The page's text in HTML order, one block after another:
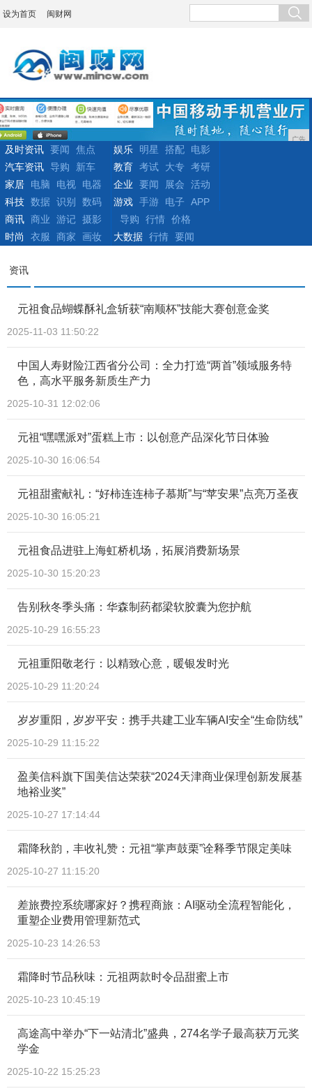
设为首页 闽财网
广告
及时资讯 要闻
焦点
汽车资讯 导购 新车
娱乐 明星 搭配
电影
教育 考试 大专 考研
家居
电脑 电视
电器
科技 数据 识别 数码
企业 要闻 展会
活动
游戏 手游 电子
APP
商讯 商业 游记 摄影
时尚
衣服 商家 画妆
导购 行情 价格
大数据 行情 要闻
资讯
元祖食品蝴蝶酥礼盒斩获“南顺杯”技能大赛创意金奖
2025-11-03 11:50:22
中国人寿财险江西省分公司：全力打造“两首”领域服务特
色，高水平服务新质生产力
2025-10-31 12:02:06
元祖“嘿嘿派对”蛋糕上市：以创意产品深化节日体验
2025-10-30 16:06:54
元祖甜蜜献礼：“好柿连连柿子慕斯”与“苹安果”点亮万圣夜
2025-10-30 16:05:21
元祖食品进驻上海虹桥机场，拓展消费新场景
2025-10-30 15:20:23
告别秋冬季头痛：华森制药都梁软胶囊为您护航
2025-10-29 16:55:23
元祖重阳敬老行：以精致心意，暖银发时光
2025-10-29 11:20:24
岁岁重阳，岁岁平安：携手共建工业车辆AI安全“生命防线”
2025-10-29 11:15:22
盈美信科旗下国美信达荣获“2024天津商业保理创新发展基
地裕业奖”
2025-10-27 17:14:44
霜降秋韵，丰收礼赞：元祖“掌声鼓栗”诠释季节限定美味
2025-10-27 11:15:20
差旅费控系统哪家好？携程商旅：AI驱动全流程智能化，
重塑企业费用管理新范式
2025-10-23 14:26:53
霜降时节品秋味：元祖两款时令品甜蜜上市
2025-10-23 10:45:19
高途高中举办“下一站清北”盛典，274名学子最高获万元奖
学金
2025-10-22 15:25:23